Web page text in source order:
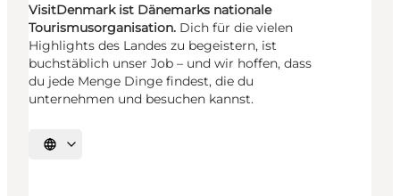
VisitDenmark ist Dänemarks nationale
Tourismusorganisation. Dich für die vielen
Highlights des Landes zu begeistern, ist
buchstäblich unser Job – und wir hoffen, dass
du jede Menge Dinge findest, die du
unternehmen und besuchen kannst.
Sprache auswählen